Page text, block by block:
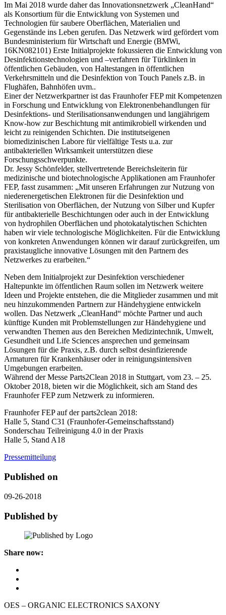
Im Mai 2018 wurde daher das Innovationsnetzwerk „CleanHand“
als Konsortium für die Entwicklung von Systemen und
Technologien für saubere Oberflächen, Materialien und
Gegenstände ins Leben gerufen. Das Netzwerk wird gefördert vom
Bundesministerium für Wirtschaft und Energie (BMWi,
16KN082101) Erste Initialprojekte fokussieren die Entwicklung von
Desinfektionstechnologien und –verfahren für Türklinken in
öffentlichen Gebäuden, von Haltestangen in öffentlichen
Verkehrsmitteln und die Desinfektion von Touch Panels z.B. in
Flughäfen, Bahnhöfen uvm..
Einer der Netzwerkpartner ist das Fraunhofer FEP mit Kompetenzen
in Forschung und Entwicklung von Elektronenbehandlungen für
Desinfektions- und Sterilisationsanwendungen und langjährigem
Know-how zur Beschichtung mit antimikrobiell wirkenden und
leicht zu reinigenden Schichten. Die institutseigenen
biomedizinischen Labore für vielfältige Tests u.a. zur
antibakteriellen Wirksamkeit unterstützen diese
Forschungsschwerpunkte.
Dr. Jessy Schönfelder, stellvertretende Bereichsleiterin für
medizinische und biotechnologische Applikationen am Fraunhofer
FEP, fasst zusammen: „Mit unseren Erfahrungen zur Nutzung von
niederenergetischen Elektronen für die Desinfektion und
Sterilisation von Oberflächen, der Nutzung von Silber und Kupfer
für antibakterielle Beschichtungen oder auch in der Entwicklung
von hydrophilen Oberflächen und photokatalytischen Schichten
haben wir viele technologische Möglichkeiten. Für die Entwicklung
von konkreten Anwendungen können wir darauf zurückgreifen, um
praxistaugliche innovative Lösungen mit den Partnern des
Netzwerkes zu erarbeiten.“
Neben dem Initialprojekt zur Desinfektion verschiedener
Haltepunkte im öffentlichen Raum sollen im Netzwerk weitere
Ideen und Projekte entstehen, die die Mitglieder zusammen und mit
neu hinzukommenden Partnern zur Händehygiene entwickeln
wollen. Das Netzwerk „CleanHand“ möchte Partner und auch
künftige Kunden mit Problemstellungen zur Händehygiene und
verwandten Themen aus den Bereichen Medizintechnik, Umwelt,
Gesundheit und Life Sciences ansprechen und gemeinsam
Lösungen für die Praxis, z.B. durch selbst desinfizierende
Armaturen für Krankenhäuser oder in reinigungsintensiven
Umgebungen erarbeiten.
Während der Messe Parts2Clean 2018 in Stuttgart, vom 23. – 25.
Oktober 2018, bieten wir die Möglichkeit, sich am Stand des
Fraunhofer FEP zum Netzwerk zu informieren.
Fraunhofer FEP auf der parts2clean 2018:
Halle 5, Stand C31 (Fraunhofer-Gemeinschaftsstand)
Sonderschau Teilreinigung 4.0 in der Praxis
Halle 5, Stand A18
Pressemitteilung
Published on
09-26-2018
Published by
Share now:
OES – ORGANIC ELECTRONICS SAXONY